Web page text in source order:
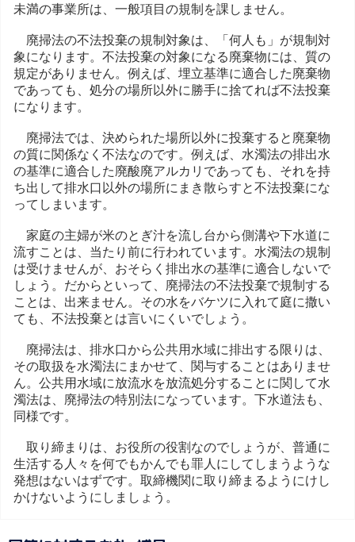
未満の事業所は、一般項目の規制を課しません。
廃掃法の不法投棄の規制対象は、「何人も」が規制対
象になります。不法投棄の対象になる廃棄物には、質の
規定がありません。例えば、埋立基準に適合した廃棄物
であっても、処分の場所以外に勝手に捨てれば不法投棄
になります。
廃掃法では、決められた場所以外に投棄すると廃棄物
の質に関係なく不法なのです。例えば、水濁法の排出水
の基準に適合した廃酸廃アルカリであっても、それを持
ち出して排水口以外の場所にまき散らすと不法投棄にな
ってしまいます。
家庭の主婦が米のとぎ汁を流し台から側溝や下水道に
流すことは、当たり前に行われています。水濁法の規制
は受けませんが、おそらく排出水の基準に適合しないで
しょう。だからといって、廃掃法の不法投棄で規制する
ことは、出来ません。その水をバケツに入れて庭に撒い
ても、不法投棄とは言いにくいでしょう。
廃掃法は、排水口から公共用水域に排出する限りは、
その取扱を水濁法にまかせて、関与することはありませ
ん。公共用水域に放流水を放流処分することに関して水
濁法は、廃掃法の特別法になっています。下水道法も、
同様です。
取り締まりは、お役所の役割なのでしょうが、普通に
生活する人々を何でもかんでも罪人にしてしまうような
発想はないはずです。取締機関に取り締まるようにけし
かけないようにしましょう。